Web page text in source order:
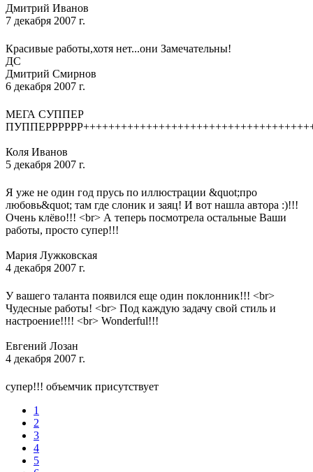
Дмитрий Иванов
7 декабря 2007 г.
Красивые работы,хотя нет...они Замечательны!
ДС
Дмитрий Смирнов
6 декабря 2007 г.
МЕГА СУППЕР
Коля Иванов
5 декабря 2007 г.
Я уже не один год прусь по иллюстрации &quot;про
любовь&quot; там где слоник и заяц! И вот нашла автора :)!!!
Очень клёво!!! <br> А теперь посмотрела остальные Ваши
работы, просто супер!!!
Мария Лужковская
4 декабря 2007 г.
У вашего таланта появился еще один поклонник!!! <br>
Чудесные работы! <br> Под каждую задачу свой стиль и
настроение!!!! <br> Wonderful!!!
Евгений Лозан
4 декабря 2007 г.
супер!!! объемчик присутствует
1
2
3
4
5